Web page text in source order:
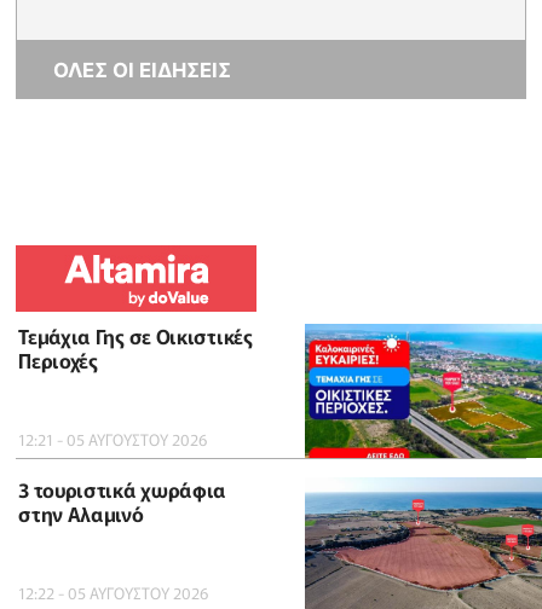
ΟΛΕΣ ΟΙ ΕΙΔΗΣΕΙΣ
Τεμάχια Γης σε Οικιστικές
Περιοχές
12:21 - 05 ΑΥΓΟΥΣΤΟΥ 2026
3 τουριστικά χωράφια
στην Αλαμινό
12:22 - 05 ΑΥΓΟΥΣΤΟΥ 2026